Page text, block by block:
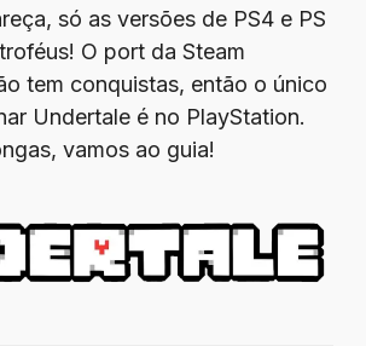
só as versões de PS4 e PS
O port da Steam
tem conquistas, então o único
Undertale é no PlayStation.
vamos ao guia!